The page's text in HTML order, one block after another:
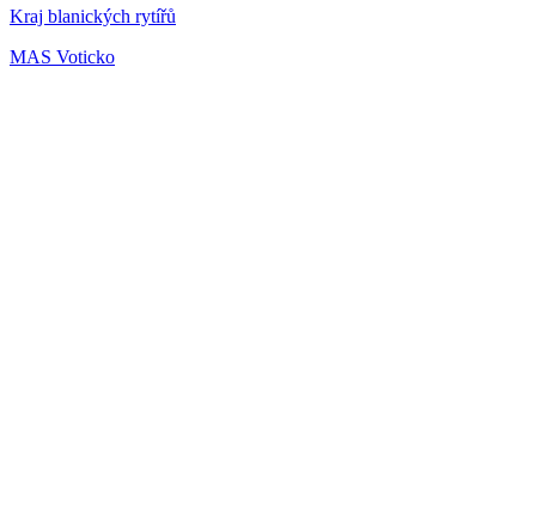
Kraj blanických rytířů
MAS Voticko